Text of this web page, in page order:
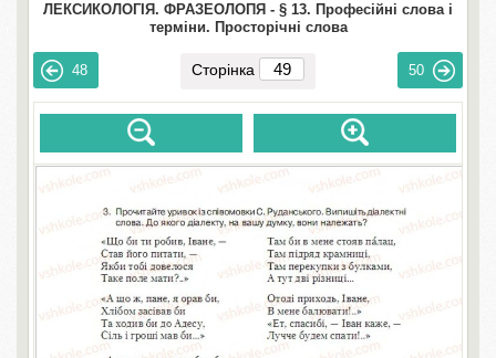
ЛЕКСИКОЛОГІЯ. ФРАЗЕОЛОПЯ - § 13. Професійні слова і
терміни. Просторічні слова
48 Сторінка 50